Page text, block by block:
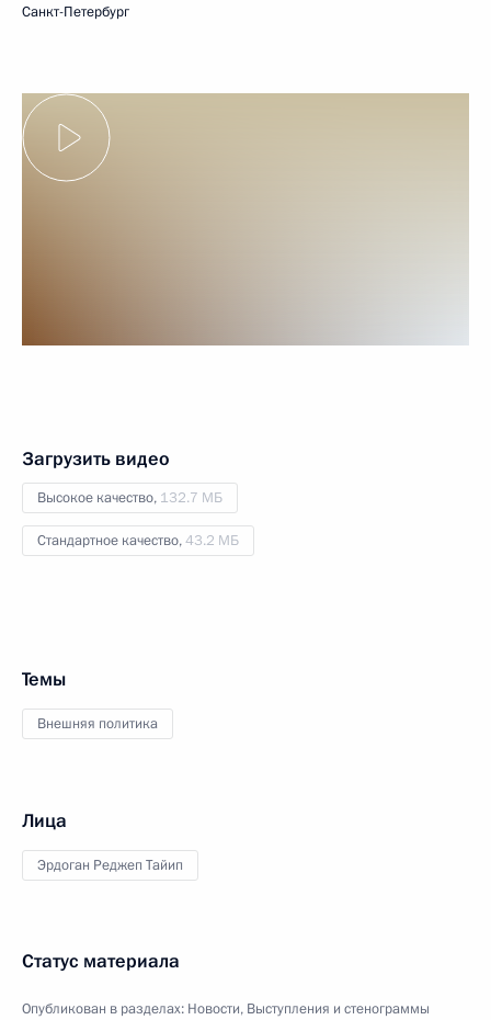
Санкт-Петербург
Загрузить видео
Высокое качество, 132.7 МБ
Стандартное качество,43.2 МБ
Темы
Внешняя политика
Лица
Эрдоган Реджеп Тайип
Статус материала
Опубликован в разделах: Новости, Выступления и стенограммы